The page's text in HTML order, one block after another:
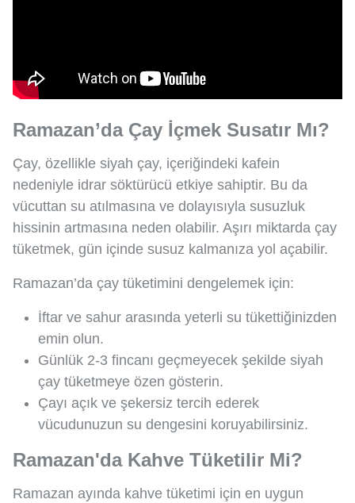
Ramazan’da Çay İçmek Susatır Mı?
Çay, özellikle siyah çay, içeriğindeki kafein
nedeniyle idrar söktürücü etkiye sahiptir. Bu da
vücuttan su atılmasına ve dolayısıyla susuzluk
hissinin artmasına neden olabilir. Aşırı miktarda çay
tüketmek, gün içinde susuz kalmanıza yol açabilir.
Ramazan’da çay tüketimini dengelemek için:
İftar ve sahur arasında yeterli su tükettiğinizden
emin olun.
Günlük 2-3 fincanı geçmeyecek şekilde siyah
çay tüketmeye özen gösterin.
Çayı açık ve şekersiz tercih ederek
vücudunuzun su dengesini koruyabilirsiniz.
Ramazan'da Kahve Tüketilir Mi?
Ramazan ayında kahve tüketimi için en uygun